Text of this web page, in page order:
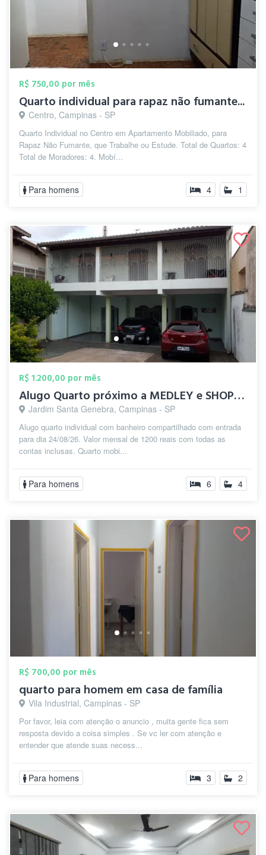
R$ 750,00 por mês
Quarto individual para rapaz não fumante...
Centro, Campinas - SP
Quarto Individual no Centro em Apartamento Mobiliado, para
Rapaz Não Fumante, que Trabalhe ou Estude. Total de Quartos: 4
Total de Moradores: 4. Mobí...
Para homens 4 1
R$ 1.200,00 por mês
Alugo Quarto próximo a MEDLEY e SHOPPIN...
Jardim Santa Genebra, Campinas - SP
Alugo quarto individual com banheiro compartilhado com entrada
para dia 24/08/26. Valor mensal de 1200 reais com todas as
contas inclusas. Quarto mobi...
Para homens 6 4
R$ 700,00 por mês
quarto para homem em casa de família
Vila Industrial, Campinas - SP
Por favor, leia com atenção o anuncio , muita gente fica sem
resposta devido a coisa simples . Se vc ler com atenção e
entender que atende suas necess...
Para homens 3 2